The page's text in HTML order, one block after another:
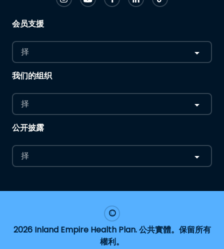
会员支援
择
我们的组织
择
公开披露
择
2026 Inland Empire Health Plan. 公共實體。保留所有
權利。